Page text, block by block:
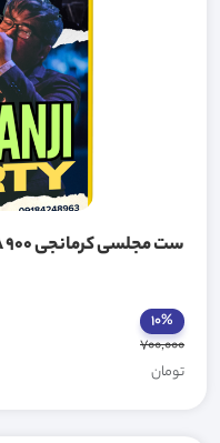
ست مجلسی کرمانجی PA 900
10%
700,000
تومان